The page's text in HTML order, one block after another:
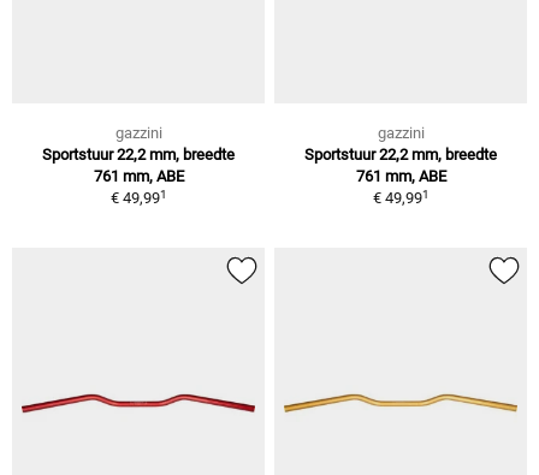
gazzini
Sportstuur 22,2 mm, breedte
761 mm, ABE
€ 49,991
gazzini
Sportstuur 22,2 mm, breedte
761 mm, ABE
€ 49,991